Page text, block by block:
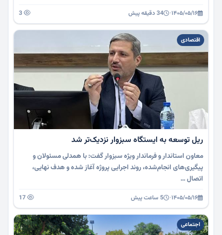
۱۴۰۵/۰۵/۱۶· 34 دقیقه پیش
اقتصادی
ریل توسعه به ایستگاه سبزوار نزدیک‌تر شد
معاون استاندار و فرماندار ویژه سبزوار گفت: با همدلی مسئولان و
پیگیری‌های انجام‌شده، روند اجرایی پروژه آغاز شده و هدف نهایی،
اتصال …
۱۴۰۵/۰۵/۱۶· 5 ساعت پیش
اجتماعی